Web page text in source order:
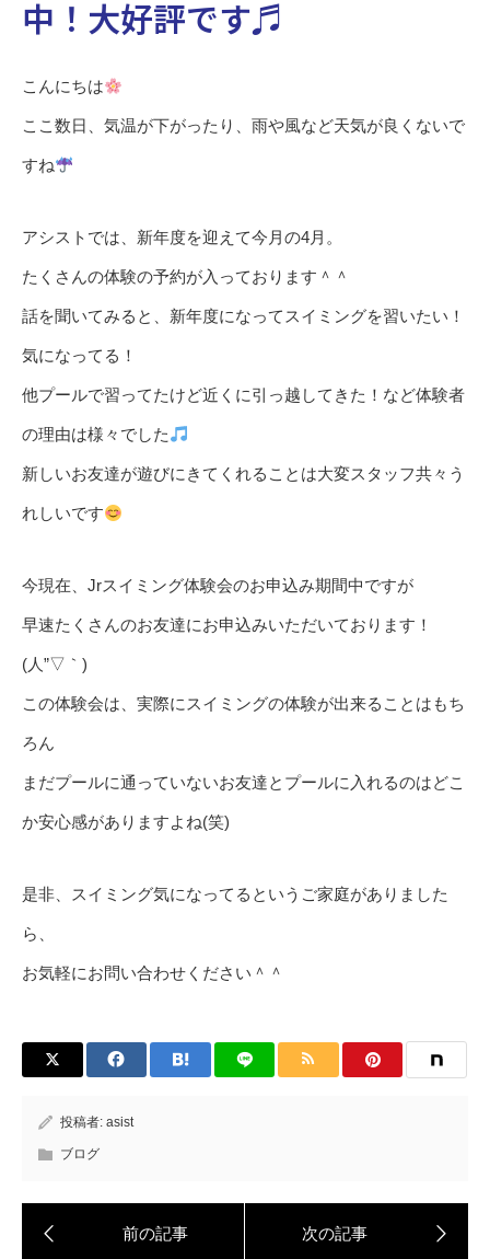
中！大好評です♬
こんにちは
ここ数日、気温が下がったり、雨や風など天気が良くないで
すね
アシストでは、新年度を迎えて今月の4月。
たくさんの体験の予約が入っております＾＾
話を聞いてみると、新年度になってスイミングを習いたい！
気になってる！
他プールで習ってたけど近くに引っ越してきた！など体験者
の理由は様々でした
新しいお友達が遊びにきてくれることは大変スタッフ共々う
れしいです
今現在、Jrスイミング体験会のお申込み期間中ですが
早速たくさんのお友達にお申込みいただいております！
(人”▽｀)
この体験会は、実際にスイミングの体験が出来ることはもち
ろん
まだプールに通っていないお友達とプールに入れるのはどこ
か安心感がありますよね(笑)
是非、スイミング気になってるというご家庭がありました
ら、
お気軽にお問い合わせください＾＾
投稿者: asist
ブログ